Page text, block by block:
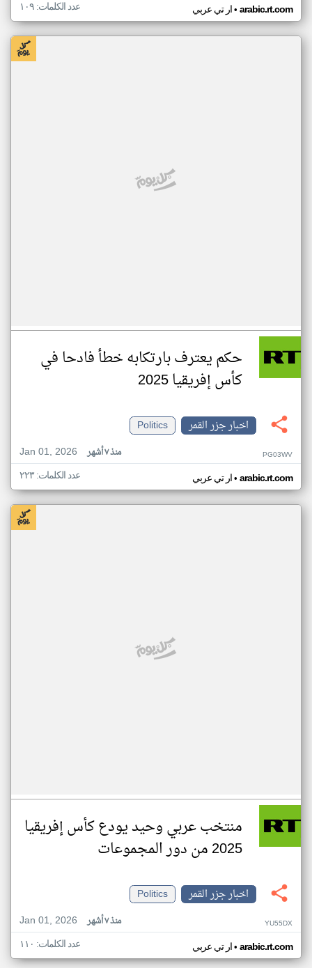
ار تي عربي• arabic.rt.com عدد الكلمات: ١٠٩
حكم يعترف بارتكابه خطأ فادحا في
كأس إفريقيا 2025
اخبار جزر القمر
Politics
Jan 01, 2026
منذ ٧ أشهر PG03WV
ار تي عربي• arabic.rt.com عدد الكلمات: ٢٢٣
منتخب عربي وحيد يودع كأس إفريقيا
2025 من دور المجموعات
اخبار جزر القمر
Politics
Jan 01, 2026
منذ ٧ أشهر YU55DX
ار تي عربي• arabic.rt.com عدد الكلمات: ١١٠